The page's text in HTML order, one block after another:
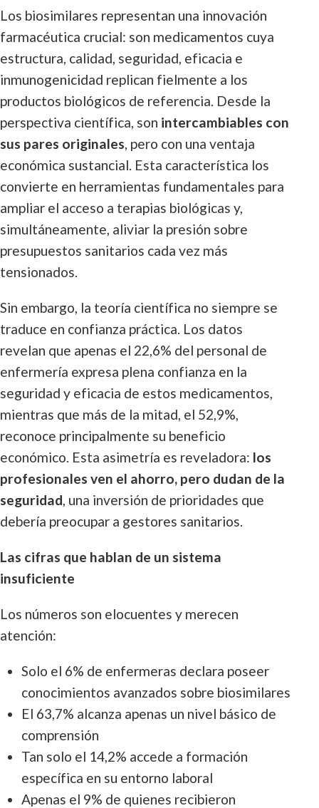
Los biosimilares representan una innovación
farmacéutica crucial: son medicamentos cuya
estructura, calidad, seguridad, eficacia e
inmunogenicidad replican fielmente a los
productos biológicos de referencia. Desde la
perspectiva científica, son intercambiables con
sus pares originales, pero con una ventaja
económica sustancial. Esta característica los
convierte en herramientas fundamentales para
ampliar el acceso a terapias biológicas y,
simultáneamente, aliviar la presión sobre
presupuestos sanitarios cada vez más
tensionados.
Sin embargo, la teoría científica no siempre se
traduce en confianza práctica. Los datos
revelan que apenas el 22,6% del personal de
enfermería expresa plena confianza en la
seguridad y eficacia de estos medicamentos,
mientras que más de la mitad, el 52,9%,
reconoce principalmente su beneficio
económico. Esta asimetría es reveladora: los
profesionales ven el ahorro, pero dudan de la
seguridad, una inversión de prioridades que
debería preocupar a gestores sanitarios.
Las cifras que hablan de un sistema
insuficiente
Los números son elocuentes y merecen
atención:
Solo el 6% de enfermeras declara poseer
conocimientos avanzados sobre biosimilares
El 63,7% alcanza apenas un nivel básico de
comprensión
Tan solo el 14,2% accede a formación
específica en su entorno laboral
Apenas el 9% de quienes recibieron